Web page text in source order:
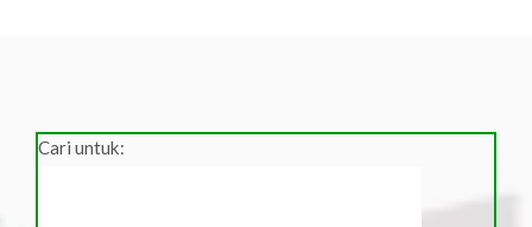
Cari untuk: